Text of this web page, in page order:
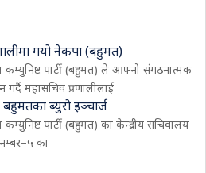
गयो नेकपा (बहुमत)
कम्युनिष्ट पार्टी (बहुमत) ले आफ्नो संगठनात्मक
गर्दै महासचिव प्रणालीलाई
बहुमतका ब्युरो इञ्चार्ज
पार्टी (बहुमत) का केन्द्रीय सचिवालय
का